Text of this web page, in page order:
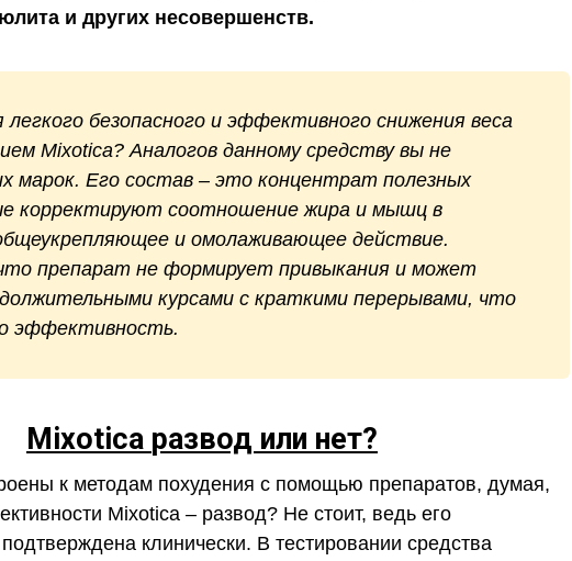
и других несовершенств.
легкого безопасного и эффективного снижения веса
Mixotica? Аналогов данному средству вы не
марок. Его состав – это концентрат полезных
корректируют соотношение жира и мышц в
и омолаживающее действие.
препарат не формирует привыкания и может
курсами с краткими перерывами, что
эффективность.
Mixotica развод или нет?
к методам похудения с помощью препаратов, думая,
Mixotica – развод? Не стоит, ведь его
подтверждена клинически. В тестировании средства